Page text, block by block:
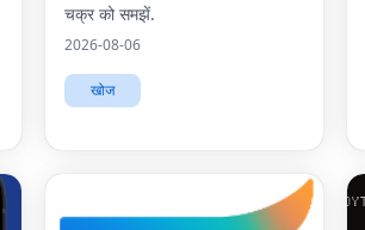
चक्र को समझें.
2026-08-06
खोज